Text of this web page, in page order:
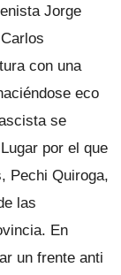
Jorge
con una
eco
se
por el que
Pechi Quiroga,
las
En
un frente anti